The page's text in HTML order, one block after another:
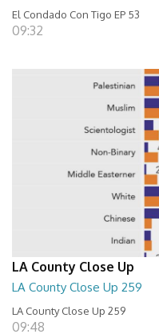
El Condado Con Tigo EP 53
09:32
LA County Close Up
LA County Close Up 259
LA County Close Up 259
09:48